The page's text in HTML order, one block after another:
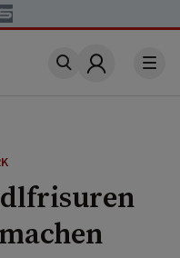
Account